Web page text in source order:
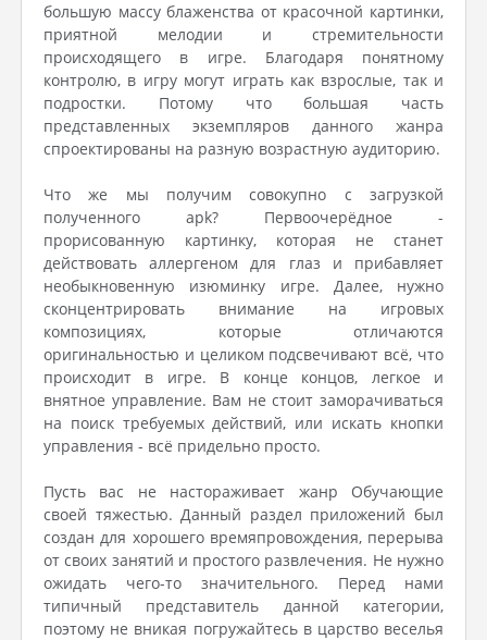
большую массу блаженства от красочной картинки,
приятной мелодии и стремительности
происходящего в игре. Благодаря понятному
контролю, в игру могут играть как взрослые, так и
подростки. Потому что большая часть
представленных экземпляров данного жанра
спроектированы на разную возрастную аудиторию.
Что же мы получим совокупно с загрузкой
полученного apk? Первоочерёдное -
прорисованную картинку, которая не станет
действовать аллергеном для глаз и прибавляет
необыкновенную изюминку игре. Далее, нужно
сконцентрировать внимание на игровых
композициях, которые отличаются
оригинальностью и целиком подсвечивают всё, что
происходит в игре. В конце концов, легкое и
внятное управление. Вам не стоит заморачиваться
на поиск требуемых действий, или искать кнопки
управления - всё придельно просто.
Пусть вас не настораживает жанр Обучающие
своей тяжестью. Данный раздел приложений был
создан для хорошего времяпровождения, перерыва
от своих занятий и простого развлечения. Не нужно
ожидать чего-то значительного. Перед нами
типичный представитель данной категории,
поэтому не вникая погружайтесь в царство веселья